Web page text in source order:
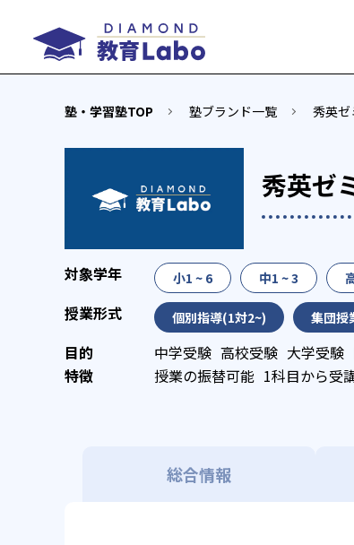
塾・学習塾TOP 塾ブランド一覧 秀英
秀英ゼ
小1 ~ 6 中1 ~ 3
個別指導(1対2~) 集団授
中学受験 高校受験 大学受験
授業の振替可能 1科目から受
総合情報